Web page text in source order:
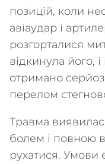
позицій, коли
авіаудар і
розгорталися
відкинула його,
отримано
перелом
Травма
болем і повною
рухатися. Умови